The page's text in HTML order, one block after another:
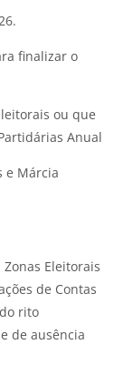
finalizar o
ou que
Anual
e Márcia
Eleitorais
de Contas
rito
de ausência